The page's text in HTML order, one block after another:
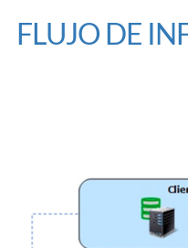
FLUJO DE